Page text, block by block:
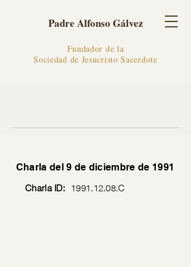
Padre Alfonso Gálvez
Fundador de la
Sociedad de Jesucristo Sacerdote
Charla del 9 de diciembre de 1991
Charla ID: 1991.12.08.C